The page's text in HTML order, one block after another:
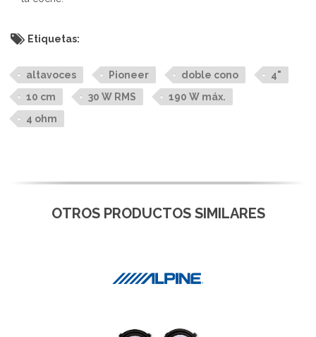
Etiquetas:
altavoces Pioneer doble cono
4"
10 cm
30 W RMS
190 W máx.
4 ohm
OTROS PRODUCTOS SIMILARES